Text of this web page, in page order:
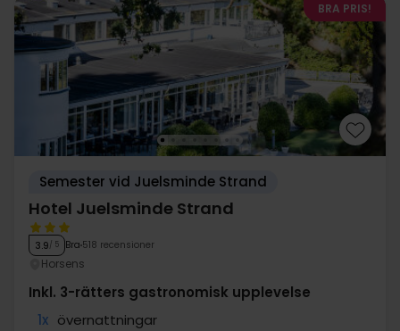
BRA PRIS!
Semester vid Juelsminde Strand
Hotel Juelsminde Strand
3.9/ 5 Bra 518 recensioner
Horsens
Inkl. 3-rätters gastronomisk upplevelse
1x övernattningar